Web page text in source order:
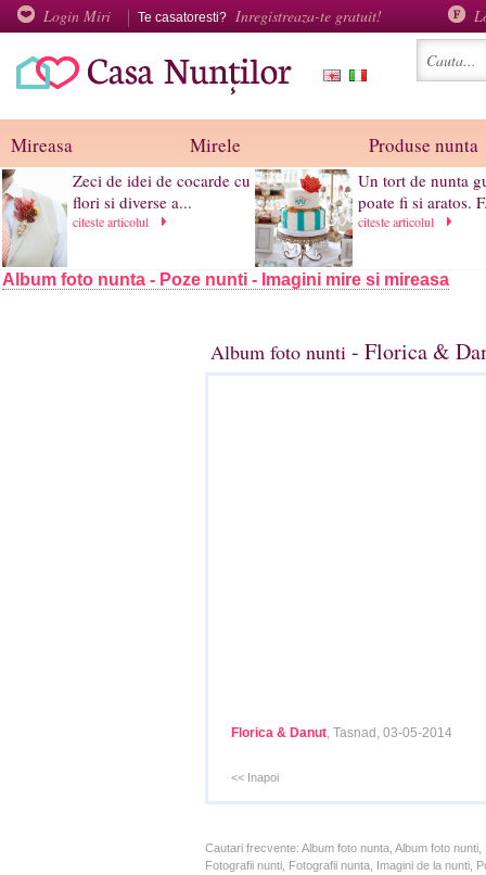
Login Miri Te casatoresti? Inregistreaza-te gratuit!
Mireasa Mirele Produse nunta
Zeci de idei de cocarde cu
flori si diverse a...
citeste articolul
Un tort de nunta
poate fi si aratos.
citeste articolul
Album foto nunta - Poze nunti - Imagini mire si mireasa
Album foto nunti - Florica &
Florica & Danut, Tasnad, 03-05-2014
<< Inapoi
Cautari frecvente: Album foto nunta, Album foto
Fotografii nunti, Fotografii nunta, Imagini de la nunti,